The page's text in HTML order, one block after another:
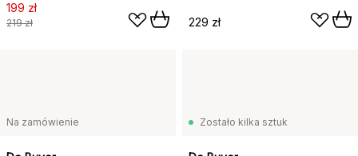
199 zł
219 zł 229 zł
Na zamówienie Zostało kilka sztuk